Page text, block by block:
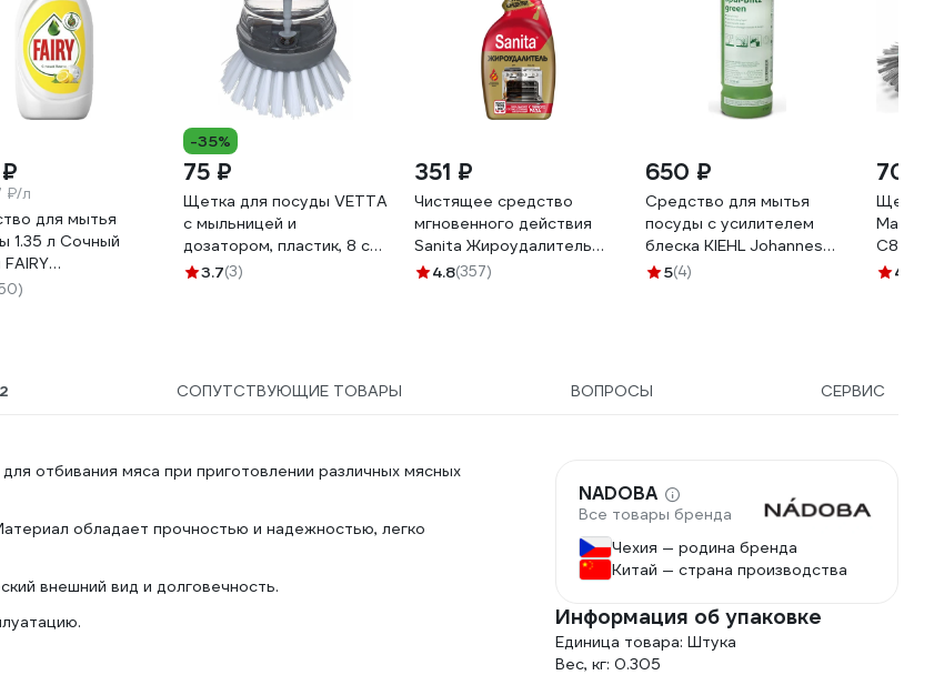
₽/л
для мытья
1.35 л Сочный
606526
-35%
75 ₽
Щетка для посуды VETTA
с мыльницей и
дозатором, пластик, 8 см
441-010
3.7(3)
351 ₽
Чистящее средство
мгновенного действия
Sanita Жироудалитель
GOLD 500 мл 22804
4.8(357)
650 ₽
Средство для мытья
посуды с усилителем
блеска KIEHL Johannes
KG Spül-Blitz green
5(4)
70 ₽
Щетка
4.5
СОПУТСТВУЮЩИЕ ТОВАРЫ ВОПРОСЫ СЕРВИС
отбивания мяса при приготовлении различных мясных
обладает прочностью и надежностью, легко
внешний вид и долговечность.
NADOBA
Все товары бренда
Чехия — родина бренда
Китай — страна производства
Информация об упаковке
Единица товара: Штука
Вес, кг: 0.305